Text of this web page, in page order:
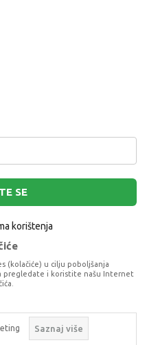
SE
korištenja
(kolačiće) u cilju poboljšanja
pregledate i koristite našu Internet
Saznaj više